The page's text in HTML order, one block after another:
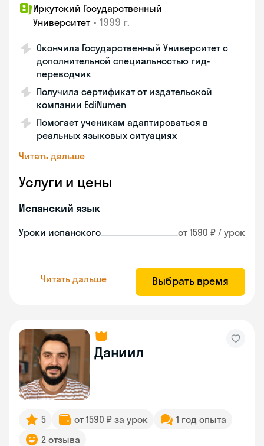
Иркутский Государственный
Университет • 1999 г.
Окончила Государственный Университет с
дополнительной специальностью гид-
переводчик
Получила сертификат от издательской
компании EdiNumen
Помогает ученикам адаптироваться в
реальных языковых ситуациях
Читать дальше
Услуги и цены
Испанский язык
Уроки испанского от 1590 ₽ / урок
Читать дальше Выбрать время
Даниил
5 от 1590 ₽ за урок
1 год опыта
2 отзыва